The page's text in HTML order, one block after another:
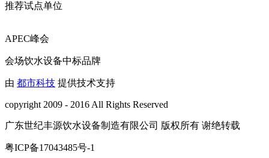
推荐试点单位
APEC峰会
会场饮水设备中标品牌
由 都市科技 提供技术支持
copyright 2009 - 2016 All Rights Reserved
广东世纪丰源饮水设备制造有限公司 版权所有 谢绝转载
粤ICP备17043485号-1